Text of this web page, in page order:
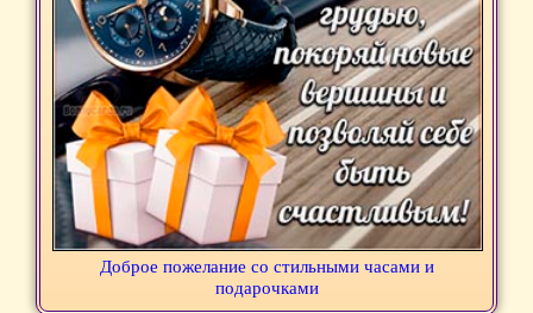
Доброе пожелание со стильными часами и
подарочками